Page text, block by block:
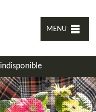
MENU
indisponible